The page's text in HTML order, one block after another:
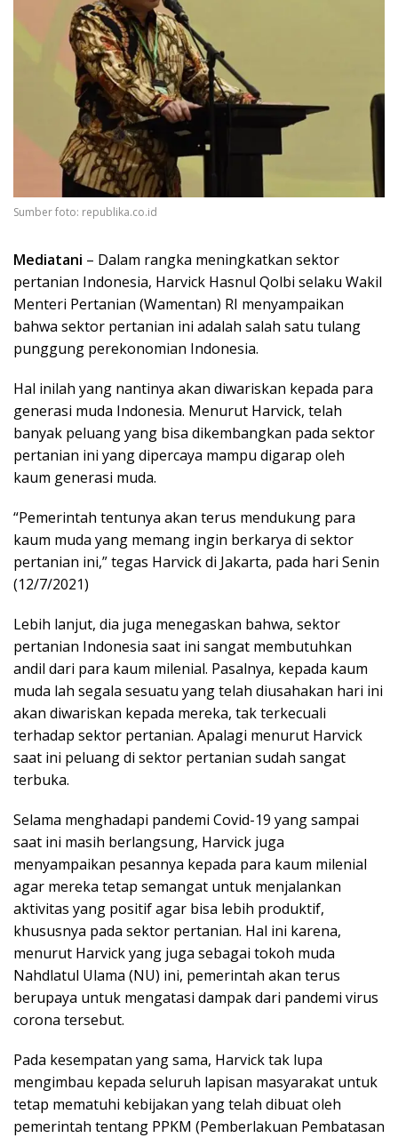
Sumber foto: republika.co.id
Mediatani – Dalam rangka meningkatkan sektor
pertanian Indonesia, Harvick Hasnul Qolbi selaku Wakil
Menteri Pertanian (Wamentan) RI menyampaikan
bahwa sektor pertanian ini adalah salah satu tulang
punggung perekonomian Indonesia.
Hal inilah yang nantinya akan diwariskan kepada para
generasi muda Indonesia. Menurut Harvick, telah
banyak peluang yang bisa dikembangkan pada sektor
pertanian ini yang dipercaya mampu digarap oleh
kaum generasi muda.
“Pemerintah tentunya akan terus mendukung para
kaum muda yang memang ingin berkarya di sektor
pertanian ini,” tegas Harvick di Jakarta, pada hari Senin
(12/7/2021)
Lebih lanjut, dia juga menegaskan bahwa, sektor
pertanian Indonesia saat ini sangat membutuhkan
andil dari para kaum milenial. Pasalnya, kepada kaum
muda lah segala sesuatu yang telah diusahakan hari ini
akan diwariskan kepada mereka, tak terkecuali
terhadap sektor pertanian. Apalagi menurut Harvick
saat ini peluang di sektor pertanian sudah sangat
terbuka.
Selama menghadapi pandemi Covid-19 yang sampai
saat ini masih berlangsung, Harvick juga
menyampaikan pesannya kepada para kaum milenial
agar mereka tetap semangat untuk menjalankan
aktivitas yang positif agar bisa lebih produktif,
khususnya pada sektor pertanian. Hal ini karena,
menurut Harvick yang juga sebagai tokoh muda
Nahdlatul Ulama (NU) ini, pemerintah akan terus
berupaya untuk mengatasi dampak dari pandemi virus
corona tersebut.
Pada kesempatan yang sama, Harvick tak lupa
mengimbau kepada seluruh lapisan masyarakat untuk
tetap mematuhi kebijakan yang telah dibuat oleh
pemerintah tentang PPKM (Pemberlakuan Pembatasan